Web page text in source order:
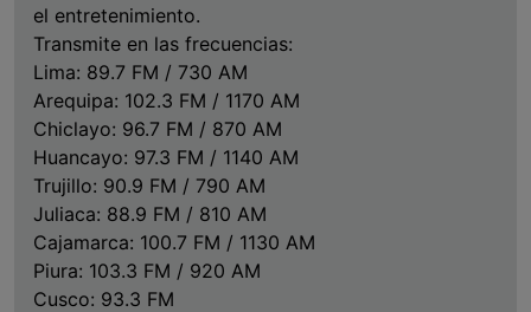
el entretenimiento.
Transmite en las frecuencias:
Lima: 89.7 FM / 730 AM
Arequipa: 102.3 FM / 1170 AM
Chiclayo: 96.7 FM / 870 AM
Huancayo: 97.3 FM / 1140 AM
Trujillo: 90.9 FM / 790 AM
Juliaca: 88.9 FM / 810 AM
Cajamarca: 100.7 FM / 1130 AM
Piura: 103.3 FM / 920 AM
Cusco: 93.3 FM